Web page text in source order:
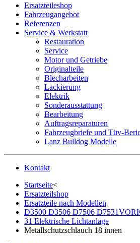
Ersatzteileshop
Fahrzeugangebot
Referenzen
Service & Werkstatt
Restauration
Service
Motor und Getriebe
Originalteile
Blecharbeiten
Lackierung
Elektrik
Sonderausstattung
Bearbeitung
Auftragsreparaturen
Fahrzeugbriefe und Tüv-
Lanz Bulldog Modelle
Kontakt
Startseite<
Ersatzteilshop
Ersatzteile nach Modellen
D3500 D3506 D7506
31 Elektrische Lichtanlage
Metallschutzschlauch 18 innen